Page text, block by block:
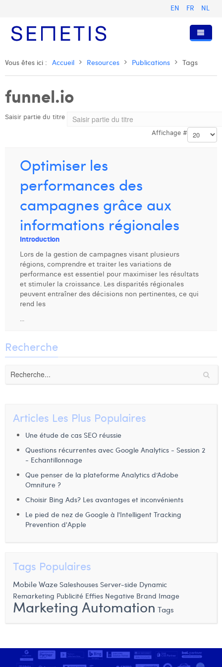
EN FR NL
Accueil
Services
Publicité Digitale
Digital Business Intelligence
Formations
Qui sommes-nous ?
Notre histoire
Anouk Allegaert
Arthur Collard
Charlie Deschamps
Dhan Claes
Diane Tremouroux
Edouard Polet
Elio Civalleri
Hanne Van Loock
Janne Beke
Justine Cremer
Laura Rooseleer
Laura Verhelst
Lena Pignoloni
Leonard Dierickx
Linda Kraim
Lotte Vranckx
Louis Nassogne
Lucas Taels
Margaux Marien
Nos valeurs
Omnicom Media Group
Ressources
Présentations et Cas
Communiqués de presse
Rejoignez-nous
Digital Business Consultant NL
Digital Business Intern
Vous êtes ici : Accueil Resources Publications Tags
funnel.io
Saisir partie du titre
Affichage #
Optimiser les
performances des
campagnes grâce aux
informations régionales
Introduction
Lors de la gestion de campagnes visant plusieurs
régions, comprendre et traiter les variations de
performance est essentiel pour maximiser les résultats
et stimuler la croissance. Les disparités régionales
peuvent entraîner des décisions non pertinentes, ce qui
rend les
...
Recherche
Articles Les Plus Populaires
Une étude de cas SEO réussie
Questions récurrentes avec Google Analytics - Session 2
- Echantillonnage
Que penser de la plateforme Analytics d’Adobe
Omniture ?
Choisir Bing Ads? Les avantages et inconvénients
Le pied de nez de Google à l'Intelligent Tracking
Prevention d'Apple
Tags Populaires
Mobile Waze Saleshouses Server-side Dynamic
Remarketing Publicité Effies Negative Brand Image
Marketing Automation Tags